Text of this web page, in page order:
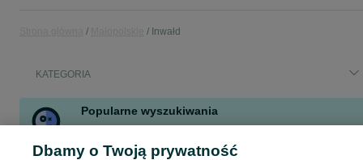
Inwałd
KATEGORIA
Popularne wyszukiwania
kocietz komputer playstation 3 butla gazowa 11 kg
Dbamy o Twoją prywatność